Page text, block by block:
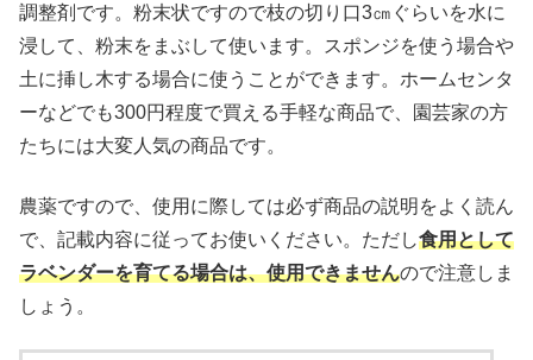
調整剤です。粉末状ですので枝の切り口3㎝ぐらいを水に
浸して、粉末をまぶして使います。スポンジを使う場合や
土に挿し木する場合に使うことができます。ホームセンタ
ーなどでも300円程度で買える手軽な商品で、園芸家の方
たちには大変人気の商品です。
農薬ですので、使用に際しては必ず商品の説明をよく読ん
で、記載内容に従ってお使いください。ただし食用として
ラベンダーを育てる場合は、使用できませんので注意しま
しょう。
コピー